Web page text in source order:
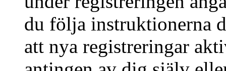
du följa instruktionerna
att nya registreringar